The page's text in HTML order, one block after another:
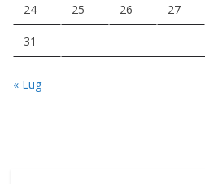
24 25 26 27
31
« Lug